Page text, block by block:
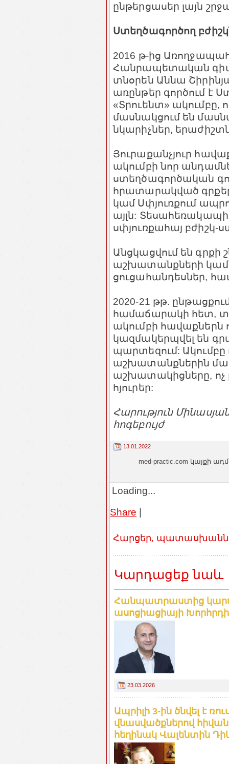
ընթերցասեր լայն
Ստեղծագործող
2016 թ-ից
Հանրապետական
տնօրեն Աննա
առընթեր գործում է
«Տրուենտ» ակումբը,
մասնակցում են
նկարիչներ,
Յուրաքանչյուր
ակումբի նոր
ստեղծագործական
հրատարակված
կամ Սփյուռքում
այլն:
սփյուռքահայ բժիշկ-
Անցկացվում են
աշխատանքների կամ
ցուցահանդեսներ,
2020-21 թթ.
համաճարակի հետ,
ակումբի հավաքներն
կազմակերպվել են
պարտեզում: Ակումբը
աշխատանքներին
աշխատակիցները, ոչ
հյուրեր:
Հարություն
հոգեբույժ
13.01.2022
med-practic.com կայքի
Loading...
Share |
Հարցեր,
Կարդացեք նաև
Հանպատրաստից կարճ
ասոցիացիայի
23.03.2026
Ապրիլի 3-ին ծնվել է
վնասվածքներով
հեղինակ Վալենտին